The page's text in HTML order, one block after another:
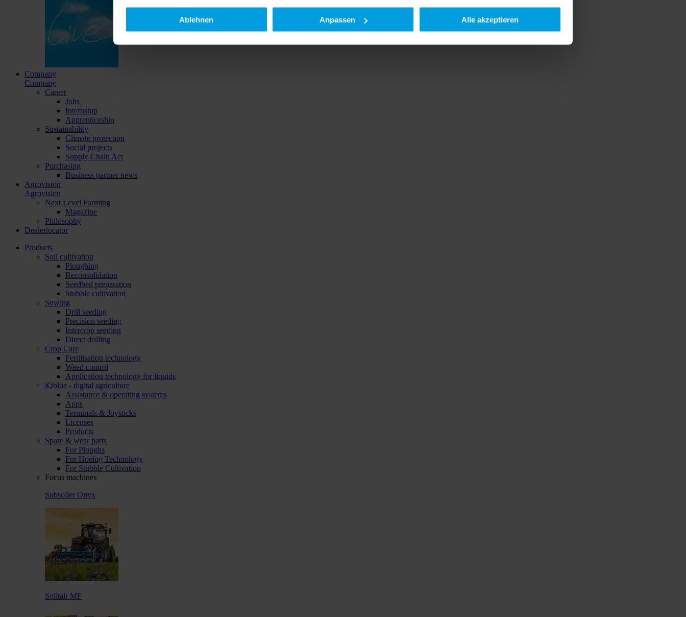
Ablehnen Anpassen Alle akzeptieren
Company
Company
Career
Jobs
Internship
Apprenticeship
Sustainability
Climate protection
Social projects
Supply Chain Act
Purchasing
Business partner news
Agrovision
Agrovision
Next Level Farming
Magazine
Philosophy
Dealerlocator
Products
Soil cultivation
Ploughing
Reconsolidation
Seedbed preparation
Stubble cultivation
Sowing
Drill seeding
Precision seeding
Intercrop seeding
Direct drilling
Crop Care
Fertilisation technology
Weed control
Application technology for liquids
iQblue - digital agriculture
Assistance & operating systems
Apps
Terminals & Joysticks
Licenses
Products
Spare & wear parts
For Ploughs
For Hoeing Technology
For Stubble Cultivation
Focus machines
Subsoiler Onyx
Solitair MF